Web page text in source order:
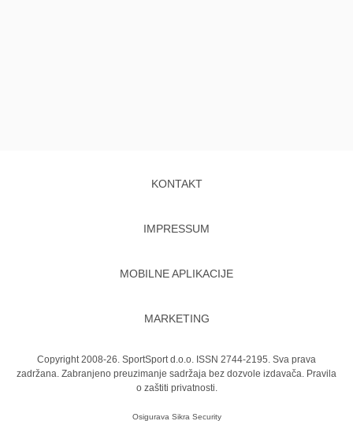
KONTAKT
IMPRESSUM
MOBILNE APLIKACIJE
MARKETING
Copyright 2008-26. SportSport d.o.o. ISSN 2744-2195. Sva prava
zadržana. Zabranjeno preuzimanje sadržaja bez dozvole izdavača. Pravila
o zaštiti privatnosti.
Osigurava Sikra Security